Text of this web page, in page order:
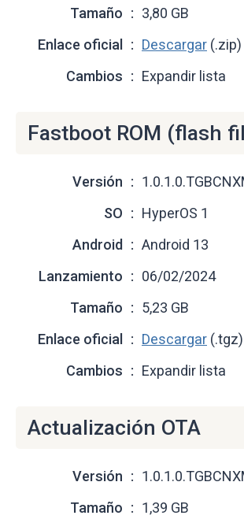
Tamaño
3,80 GB
Enlace oficial
Descargar (.zip)
Cambios
Expandir lista
Fastboot ROM (flash
Versión
SO
HyperOS 1
Android
Android 13
Lanzamiento
06/02/2024
Tamaño
5,23 GB
Enlace oficial
Descargar (.tgz)
Cambios
Expandir lista
Actualización OTA
Versión
Tamaño
1,39 GB